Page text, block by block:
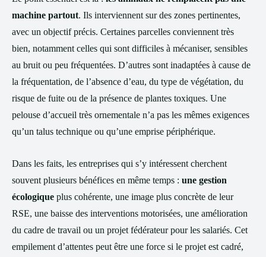
machine partout. Ils interviennent sur des zones pertinentes,
avec un objectif précis. Certaines parcelles conviennent très
bien, notamment celles qui sont difficiles à mécaniser, sensibles
au bruit ou peu fréquentées. D’autres sont inadaptées à cause de
la fréquentation, de l’absence d’eau, du type de végétation, du
risque de fuite ou de la présence de plantes toxiques. Une
pelouse d’accueil très ornementale n’a pas les mêmes exigences
qu’un talus technique ou qu’une emprise périphérique.
Dans les faits, les entreprises qui s’y intéressent cherchent
souvent plusieurs bénéfices en même temps : une gestion
écologique plus cohérente, une image plus concrète de leur
RSE, une baisse des interventions motorisées, une amélioration
du cadre de travail ou un projet fédérateur pour les salariés. Cet
empilement d’attentes peut être une force si le projet est cadré,